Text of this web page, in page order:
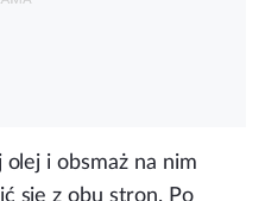
i obsmaż na nim
się z obu stron. Po